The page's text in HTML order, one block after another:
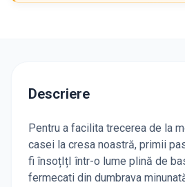
Descriere
Pentru a facilita trecerea de la
casei la cresa noastră, primii
fi însoțIțI într-o lume plină de
fermecati din dumbrava